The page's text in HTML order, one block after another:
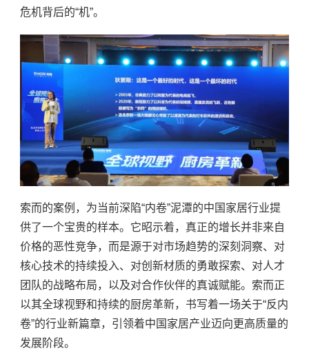
危机背后的“机”。
索而的案例，为当前深陷“内卷”泥潭的中国家居行业提
供了一个宝贵的样本。它昭示着，真正的增长并非来自
价格的恶性竞争，而是源于对市场趋势的深刻洞察、对
核心技术的持续投入、对创新材质的勇敢探索、对人才
团队的战略布局，以及对合作伙伴的真诚赋能。索而正
以其全球视野和持续的厨房革新，书写着一场关于“反内
卷”的行业新篇章，引领着中国家居产业迈向更高质量的
发展阶段。